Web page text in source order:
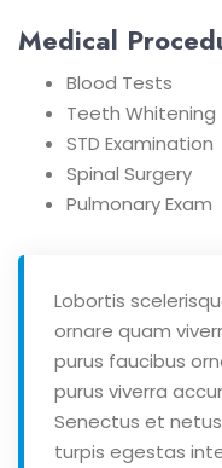
Medical
Blood Tests
Teeth Whitening
STD Examination
Spinal Surgery
Pulmonary Exam
Lobortis
ornare quam
purus faucibus
purus viverra
Senectus et
turpis egestas